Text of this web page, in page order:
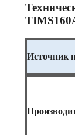
Источник